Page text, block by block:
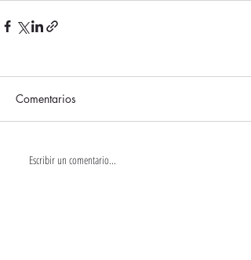
Comentarios
Escribir un comentario...